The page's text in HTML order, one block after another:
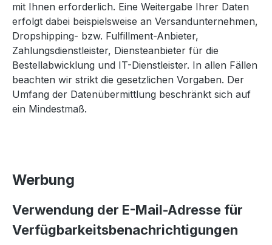
mit Ihnen erforderlich. Eine Weitergabe Ihrer Daten
erfolgt dabei beispielsweise an Versandunternehmen,
Dropshipping- bzw. Fulfillment-Anbieter,
Zahlungsdienstleister, Diensteanbieter für die
Bestellabwicklung und IT-Dienstleister. In allen Fällen
beachten wir strikt die gesetzlichen Vorgaben. Der
Umfang der Datenübermittlung beschränkt sich auf
ein Mindestmaß.
Werbung
Verwendung der E-Mail-Adresse für
Verfügbarkeitsbenachrichtigungen